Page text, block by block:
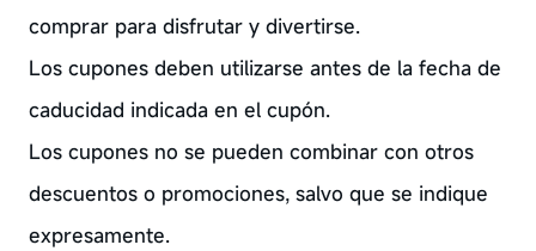
comprar para disfrutar y divertirse.
Los cupones deben utilizarse antes de la fecha de
caducidad indicada en el cupón.
Los cupones no se pueden combinar con otros
descuentos o promociones, salvo que se indique
expresamente.